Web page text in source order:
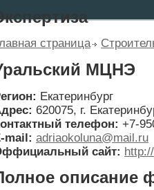
страница
МЦНЭ
Екатеринбург
620075, г.
телефон: +7-
mail: adriaokoluna@mail.ru
сайт:
описание